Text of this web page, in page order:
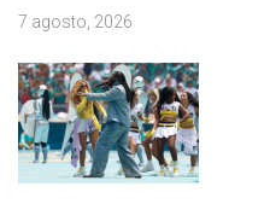
7 agosto, 2026